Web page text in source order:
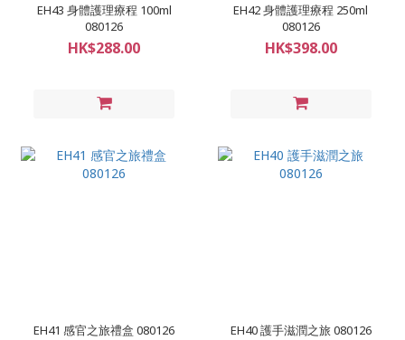
EH43 身體護理療程 100ml
080126
HK$288.00
EH42 身體護理療程 250ml
080126
HK$398.00
EH41 感官之旅禮盒 080126 EH40 護手滋潤之旅 080126